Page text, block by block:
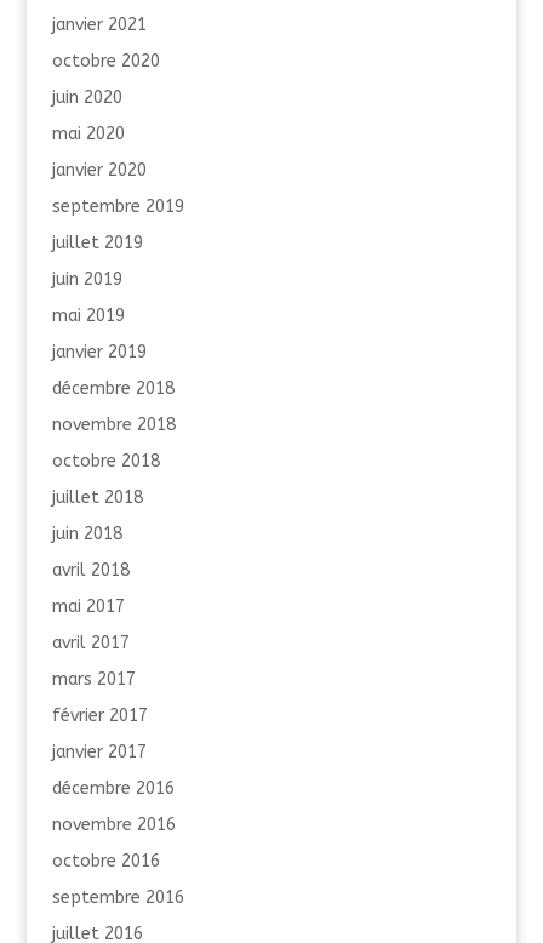
janvier 2021
octobre 2020
juin 2020
mai 2020
janvier 2020
septembre 2019
juillet 2019
juin 2019
mai 2019
janvier 2019
décembre 2018
novembre 2018
octobre 2018
juillet 2018
juin 2018
avril 2018
mai 2017
avril 2017
mars 2017
février 2017
janvier 2017
décembre 2016
novembre 2016
octobre 2016
septembre 2016
juillet 2016